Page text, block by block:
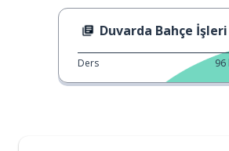
Duvarda Bahçe İşleri
Ders 96